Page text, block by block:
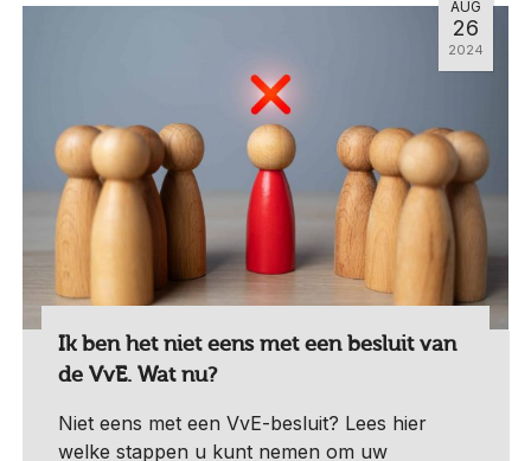
AUG
26
2024
Ik ben het niet eens met een besluit van
de VvE. Wat nu?
Niet eens met een VvE-besluit? Lees hier
welke stappen u kunt nemen om uw